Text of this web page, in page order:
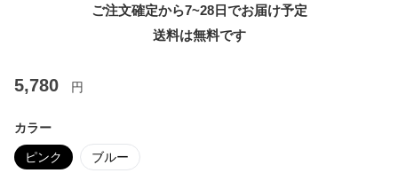
ご注文確定から7~28日でお届け予定
送料は無料です
5,780 円
カラー
ピンク ブルー